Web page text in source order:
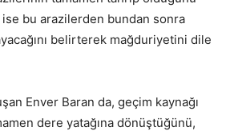
bu arazilerden bundan sonra
belirterek mağduriyetini dile
Enver Baran da, geçim kaynağı
dere yatağına dönüştüğünü,